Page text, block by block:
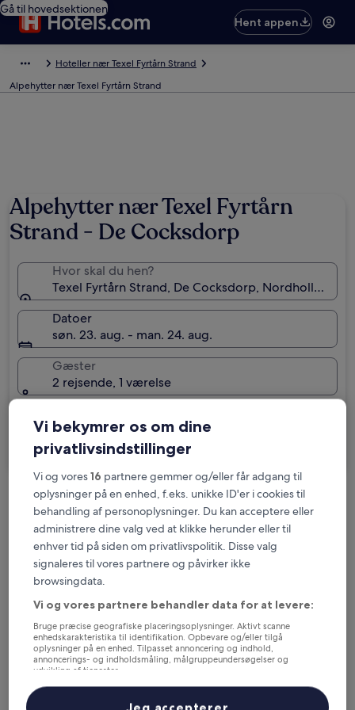
Gå til hovedsektionen
Hent appen
Hoteller nær Texel Fyrtårn Strand
Alpehytter nær Texel Fyrtårn Strand
Alpehytter nær Texel Fyrtårn
Strand - De Cocksdorp
Hvor skal du hen?
Texel Fyrtårn Strand, De Cocksdorp, Nordholland,
Datoer
søn. 23. aug. - man. 24. aug.
Gæster
2 rejsende, 1 værelse
Søg
Muligheder for gratis afbestilling, hvis dine
planer ændrer sig
Optjen fordele for hver overnatning
Spar flere penge med medlemspriser
Tjek priser for disse datoer
Vi bekymrer os om dine
privatlivsindstillinger
Vi og vores16 partnere gemmer og/eller får adgang til
oplysninger på en enhed, f.eks. unikke ID'er i cookies til
behandling af personoplysninger. Du kan acceptere eller
administrere dine valg ved at klikke herunder eller til
enhver tid på siden om privatlivspolitik. Disse valg
signaleres til vores partnere og påvirker ikke
browsingdata.
Vi og vores partnere behandler data for at levere:
Bruge præcise geografiske placeringsoplysninger. Aktivt scanne
enhedskarakteristika til identifikation. Opbevare og/eller tilgå
oplysninger på en enhed. Tilpasset annoncering og indhold,
annoncerings- og indholdsmåling, målgruppeundersøgelser og
udvikling af tjenester.
Liste over partnere (leverandører)